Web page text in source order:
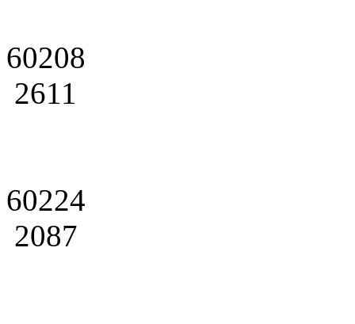
60208
2611
60224
2087